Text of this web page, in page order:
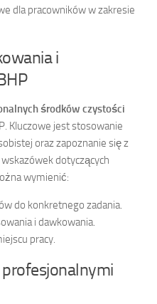
dla pracowników w zakresie
i
środków czystości
Kluczowe jest stosowanie
oraz zapoznanie się z
dotyczących
wymienić:
do konkretnego zadania.
i dawkowania.
pracy.